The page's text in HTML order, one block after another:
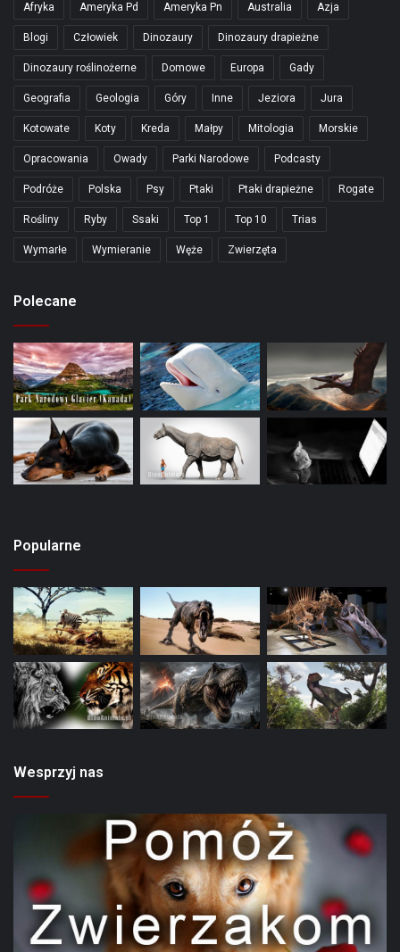
Afryka Ameryka Pd Ameryka Pn Australia Azja
Blogi Człowiek Dinozaury Dinozaury drapieżne
Dinozaury roślinożerne Domowe Europa Gady
Geografia Geologia Góry Inne Jeziora Jura
Kotowate Koty Kreda Małpy Mitologia Morskie
Opracowania Owady Parki Narodowe Podcasty
Podróże Polska Psy Ptaki Ptaki drapieżne Rogate
Rośliny Ryby Ssaki Top 1 Top 10 Trias
Wymarłe Wymieranie Węże Zwierzęta
Polecane
Popularne
Wesprzyj nas